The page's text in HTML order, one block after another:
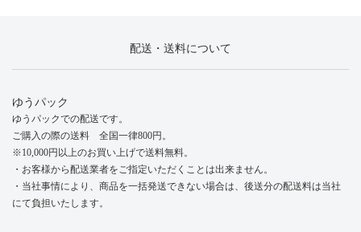
配送・送料について
ゆうパック
ゆうパックでの配送です。
ご購入の際の送料 全国一律800円。
※10,000円以上のお買い上げで送料無料。
・お客様から配送業者をご指定いただくことは出来ません。
・当社事情により、商品を一括発送できない場合は、後送分の配送料は当社
にて負担いたします。